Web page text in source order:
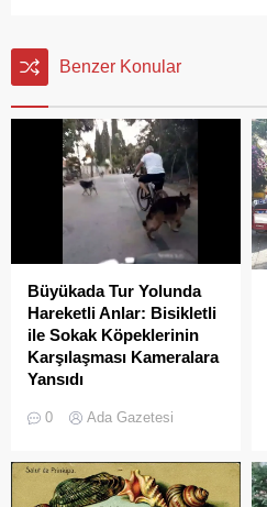
Benzer Konular
Büyükada Tur Yolunda
Hareketli Anlar: Bisikletli
ile Sokak Köpeklerinin
Karşılaşması Kameralara
Yansıdı
halindeki bir bisikletli ile
yaşanan hareketli anlar cep
telefonu kamerasına
0 Ada Gazetesi